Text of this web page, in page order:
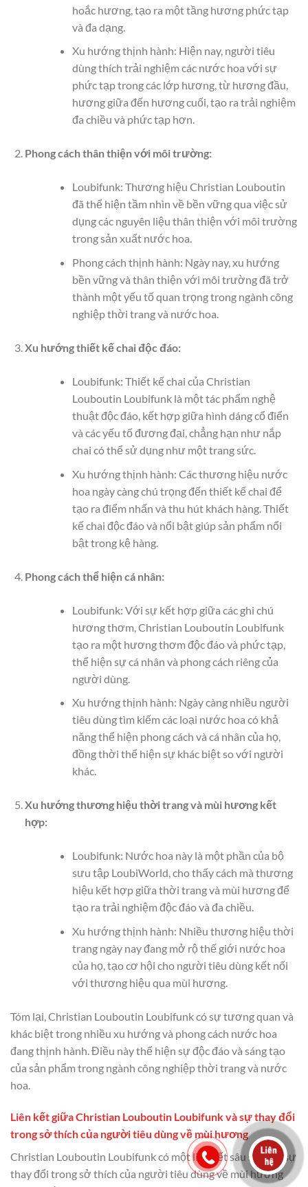
hoắc hương, tạo ra một tầng hương phức tạp
và đa dạng.
Xu hướng thịnh hành: Hiện nay, người tiêu
dùng thích trải nghiệm các nước hoa với sự
phức tạp trong các lớp hương, từ hương đầu,
hương giữa đến hương cuối, tạo ra trải nghiệm
đa chiều và phức tạp hơn.
Phong cách thân thiện với môi trường:
Loubifunk: Thương hiệu Christian Louboutin
đã thể hiện tầm nhìn về bền vững qua việc sử
dụng các nguyên liệu thân thiện với môi trường
trong sản xuất nước hoa.
Phong cách thịnh hành: Ngày nay, xu hướng
bền vững và thân thiện với môi trường đã trở
thành một yếu tố quan trọng trong ngành công
nghiệp thời trang và nước hoa.
Xu hướng thiết kế chai độc đáo:
Loubifunk: Thiết kế chai của Christian
Louboutin Loubifunk là một tác phẩm nghệ
thuật độc đáo, kết hợp giữa hình dáng cổ điển
và các yếu tố đương đại, chẳng hạn như nắp
chai có thể sử dụng như một trang sức.
Xu hướng thịnh hành: Các thương hiệu nước
hoa ngày càng chú trọng đến thiết kế chai để
tạo ra điểm nhấn và thu hút khách hàng. Thiết
kế chai độc đáo và nổi bật giúp sản phẩm nổi
bật trong kệ hàng.
Phong cách thể hiện cá nhân:
Loubifunk: Với sự kết hợp giữa các ghi chú
hương thơm, Christian Louboutin Loubifunk
tạo ra một hương thơm độc đáo và phức tạp,
thể hiện sự cá nhân và phong cách riêng của
người dùng.
Xu hướng thịnh hành: Ngày càng nhiều người
tiêu dùng tìm kiếm các loại nước hoa có khả
năng thể hiện phong cách và cá nhân của họ,
đồng thời thể hiện sự khác biệt so với người
khác.
Xu hướng thương hiệu thời trang và mùi hương kết
hợp:
Loubifunk: Nước hoa này là một phần của bộ
sưu tập LoubiWorld, cho thấy cách mà thương
hiệu kết hợp giữa thời trang và mùi hương để
tạo ra trải nghiệm độc đáo và đa chiều.
Xu hướng thịnh hành: Nhiều thương hiệu thời
trang ngày nay đang mở rộ thế giới nước hoa
của họ, tạo cơ hội cho người tiêu dùng kết nối
với thương hiệu qua mùi hương.
Tóm lại, Christian Louboutin Loubifunk có sự tương quan và
khác biệt trong nhiều xu hướng và phong cách nước hoa
đang thịnh hành. Điều này thể hiện sự độc đáo và sáng tạo
của sản phẩm trong ngành công nghiệp thời trang và nước
hoa.
Liên kết giữa Christian Louboutin Loubifunk và sự thay đổi
trong sở thích của người tiêu dùng về mùi hương
Christian Louboutin Loubifunk có một liên kết sâu sắc với sự
thay đổi trong sở thích của người tiêu dùng về mùi hương